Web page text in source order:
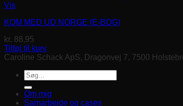
Vis
KOM MED UD NORGE (E-BOG)
kr. 88,95
Tilføj til kurv
Caroline Schack ApS, Dragonvej 7, 7500
Søg
efter:
Om mig
Samarbejde og cases